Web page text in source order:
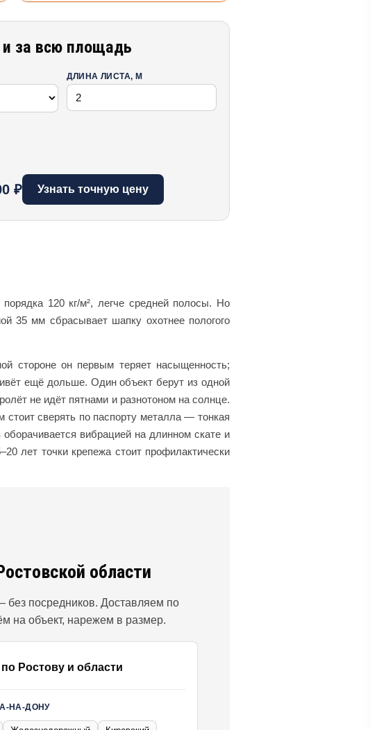
и за всю площадь
ДЛИНА ЛИСТА, М
₽ Узнать точную цену
120 кг/м², легче средней полосы. Но
35 мм сбрасывает шапку охотнее пологого
стороне он первым теряет насыщенность;
ещё дольше. Один объект берут из одной
не идёт пятнами и разнотоном на солнце.
сверять по паспорту металла — тонкая
вибрацией на длинном скате и
лет точки крепежа стоит профилактически
области
посредников. Доставляем по
на объект, нарежем в размер.
Ростову и области
НА-ДОНУ